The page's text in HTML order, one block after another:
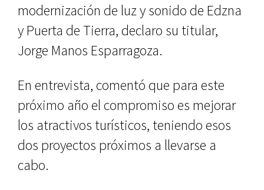
modernización de luz y sonido de Edzna
y Puerta de Tierra, declaro su titular,
Jorge Manos Esparragoza.
En entrevista, comentó que para este
próximo año el compromiso es mejorar
los atractivos turísticos, teniendo esos
dos proyectos próximos a llevarse a
cabo.